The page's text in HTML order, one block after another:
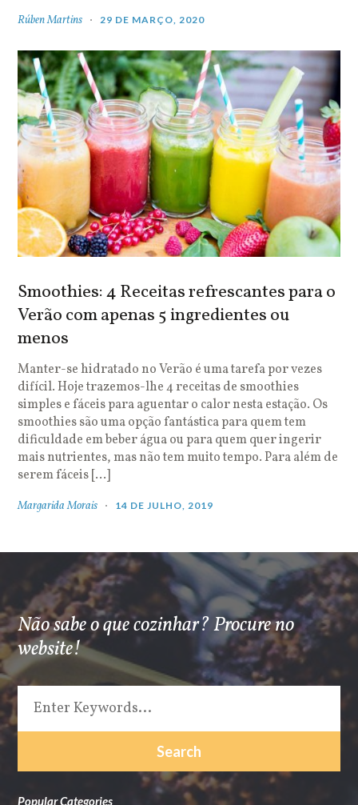
Rúben Martins 29 DE MARÇO, 2020
Smoothies: 4 Receitas refrescantes para o
Verão com apenas 5 ingredientes ou
menos
Manter-se hidratado no Verão é uma tarefa por vezes
difícil. Hoje trazemos-lhe 4 receitas de smoothies
simples e fáceis para aguentar o calor nesta estação. Os
smoothies são uma opção fantástica para quem tem
dificuldade em beber água ou para quem quer ingerir
mais nutrientes, mas não tem muito tempo. Para além de
serem fáceis […]
Margarida Morais 14 DE JULHO, 2019
Não sabe o que cozinhar? Procure no
website!
Popular Categories